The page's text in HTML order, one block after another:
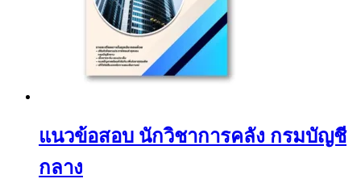
แนวข้อสอบ นักวิชาการคลัง กรมบัญชี
กลาง